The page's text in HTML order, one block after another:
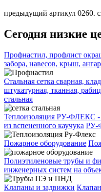
предыдущий артикул 0260.
Сегодня низкие
Профнастил, профлист
забора, навесов, крыш,
Стальная сетка сварная,
штукатурная, тканная,
стальная
Теплоизоляция РУ-ФЛЕКС -
из вспененного каучука РУ-
Пожарное оборудование
Полиэтиленовые трубы и
инженерных систем на
Клапаны и задвижки